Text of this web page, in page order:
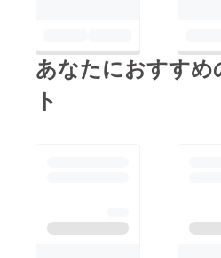
あなたにおすすめ
ト